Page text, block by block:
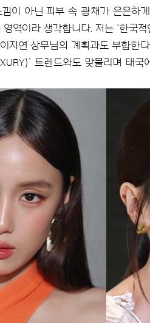
이 아닌 피부 속 광채가 은은하
역이라 생각합니다. 저는 ‘한국
지연 상무님의 계획과도 부합한
트렌드와도 맞물리며 태국